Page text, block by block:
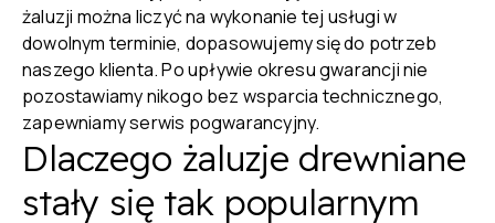
żaluzji można liczyć na wykonanie tej usługi w
dowolnym terminie, dopasowujemy się do potrzeb
naszego klienta. Po upływie okresu gwarancji nie
pozostawiamy nikogo bez wsparcia technicznego,
zapewniamy serwis pogwarancyjny.
Dlaczego żaluzje drewniane
stały się tak popularnym